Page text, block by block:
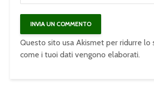
Questo sito usa Akismet per ridurre lo
come i tuoi dati vengono elaborati.